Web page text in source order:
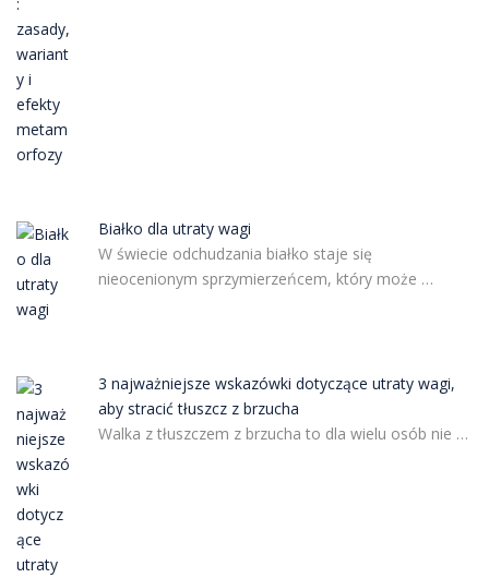
Białko dla utraty wagi
W świecie odchudzania białko staje się
nieocenionym sprzymierzeńcem, który może …
3 najważniejsze wskazówki dotyczące utraty wagi,
aby stracić tłuszcz z brzucha
Walka z tłuszczem z brzucha to dla wielu osób nie …